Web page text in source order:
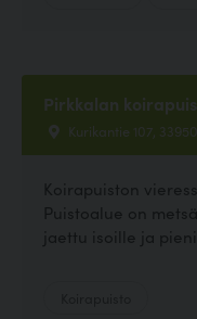
Pirkkalan
Kurikantie 107,
Koirapuiston
Puistoalue on
jaettu isoille ja